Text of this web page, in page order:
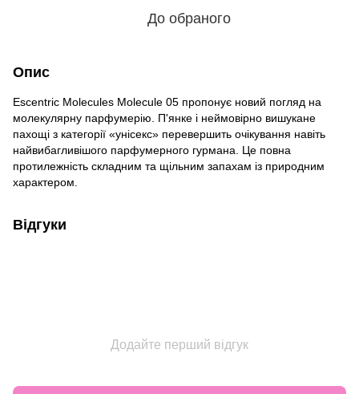
До обраного
Опис
Escentric Molecules Molecule 05 пропонує новий погляд на
молекулярну парфумерію. П'янке і неймовірно вишукане
пахощі з категорії «унісекс» перевершить очікування навіть
найвибагливішого парфумерного гурмана. Це повна
протилежність складним та щільним запахам із природним
характером.
Відгуки
Додайте перший відгук